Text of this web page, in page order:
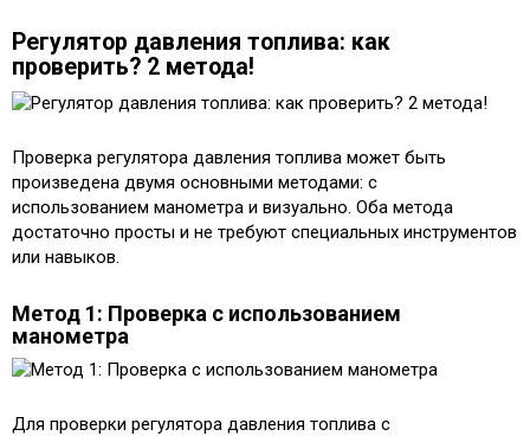
Регулятор давления топлива: как
проверить? 2 метода!
Проверка регулятора давления топлива может быть
произведена двумя основными методами: с
использованием манометра и визуально. Оба метода
достаточно просты и не требуют специальных инструментов
или навыков.
Метод 1: Проверка с использованием
манометра
Для проверки регулятора давления топлива с